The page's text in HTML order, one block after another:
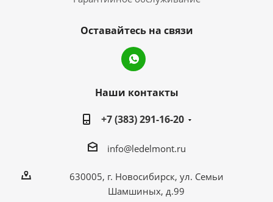
Оставайтесь на связи
Наши контакты
+7 (383) 291-16-20
info@ledelmont.ru
630005, г. Новосибирск, ул. Семьи
Шамшиных, д.99